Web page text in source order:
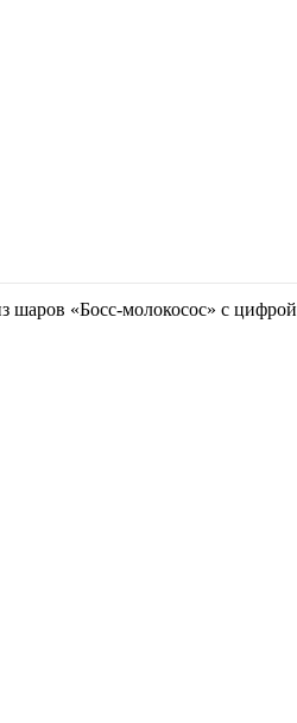
шаров «Босс-молокосос» с цифрой